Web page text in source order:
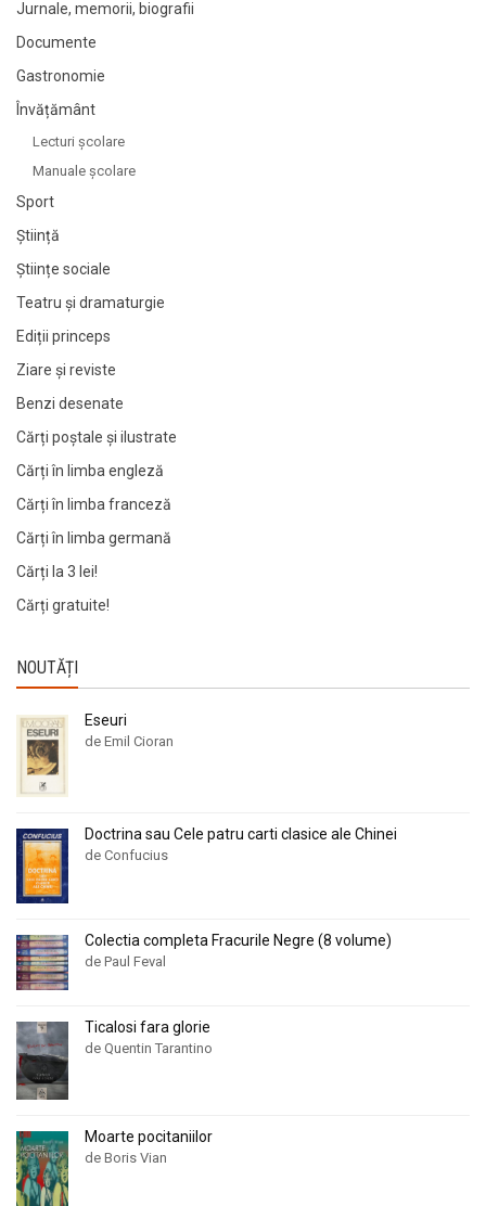
Jurnale, memorii, biografii
Documente
Gastronomie
Învățământ
Lecturi şcolare
Manuale şcolare
Sport
Știință
Științe sociale
Teatru și dramaturgie
Ediții princeps
Ziare şi reviste
Benzi desenate
Cărți poștale și ilustrate
Cărți în limba engleză
Cărți în limba franceză
Cărți în limba germană
Cărți la 3 lei!
Cărți gratuite!
NOUTĂȚI
Eseuri
de Emil Cioran
Doctrina sau Cele patru carti clasice ale Chinei
de Confucius
Colectia completa Fracurile Negre (8 volume)
de Paul Feval
Ticalosi fara glorie
de Quentin Tarantino
Moarte pocitaniilor
de Boris Vian